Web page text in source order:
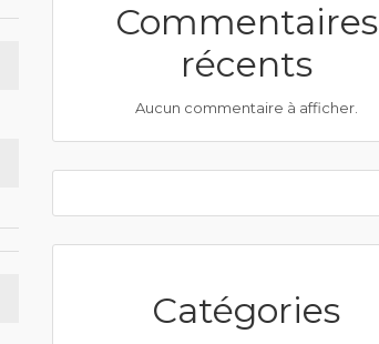
Commentaires
récents
Aucun commentaire à afficher.
Catégories